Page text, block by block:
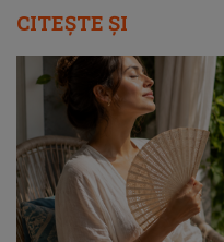
CITEȘTE ȘI